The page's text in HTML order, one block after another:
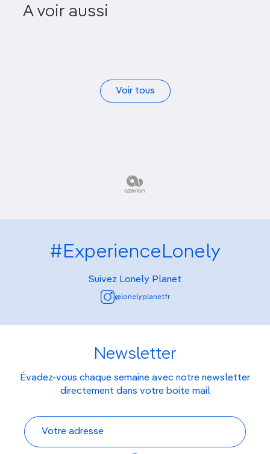
A voir aussi
Plages
Voir tous
#ExperienceLonely
Suivez Lonely Planet
@lonelyplanetfr
Newsletter
Évadez-vous chaque semaine avec notre newsletter
directement dans votre boite mail